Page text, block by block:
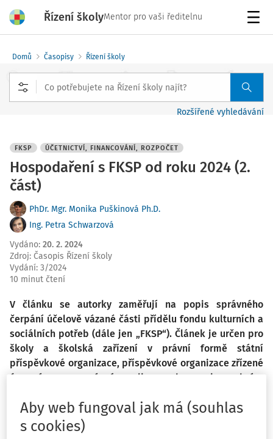
Řízení školyMentor pro vaši ředitelnu
Domů Časopisy Řízení školy
Rozšířené vyhledávání
FKSP ÚČETNICTVÍ, FINANCOVÁNÍ, ROZPOČET
Hospodaření s FKSP od roku 2024 (2.
část)
PhDr. Mgr. Monika Puškinová Ph.D.
Ing. Petra Schwarzová
Vydáno: 20. 2. 2024
Zdroj: Časopis Řízení školy
Vydání: 3/2024
10 minut čtení
V článku se autorky zaměřují na popis správného
čerpání účelově vázané části přídělu fondu kulturních a
sociálních potřeb (dále jen „FKSP“). Článek je určen pro
školy a školská zařízení v právní formě státní
příspěvkové organizace, příspěvkové organizace zřízené
územním samosprávným celkem nebo svazkem obcí a
Využití FKSP na produkty spoření
Aby web fungoval jak má (souhlas
s cookies)